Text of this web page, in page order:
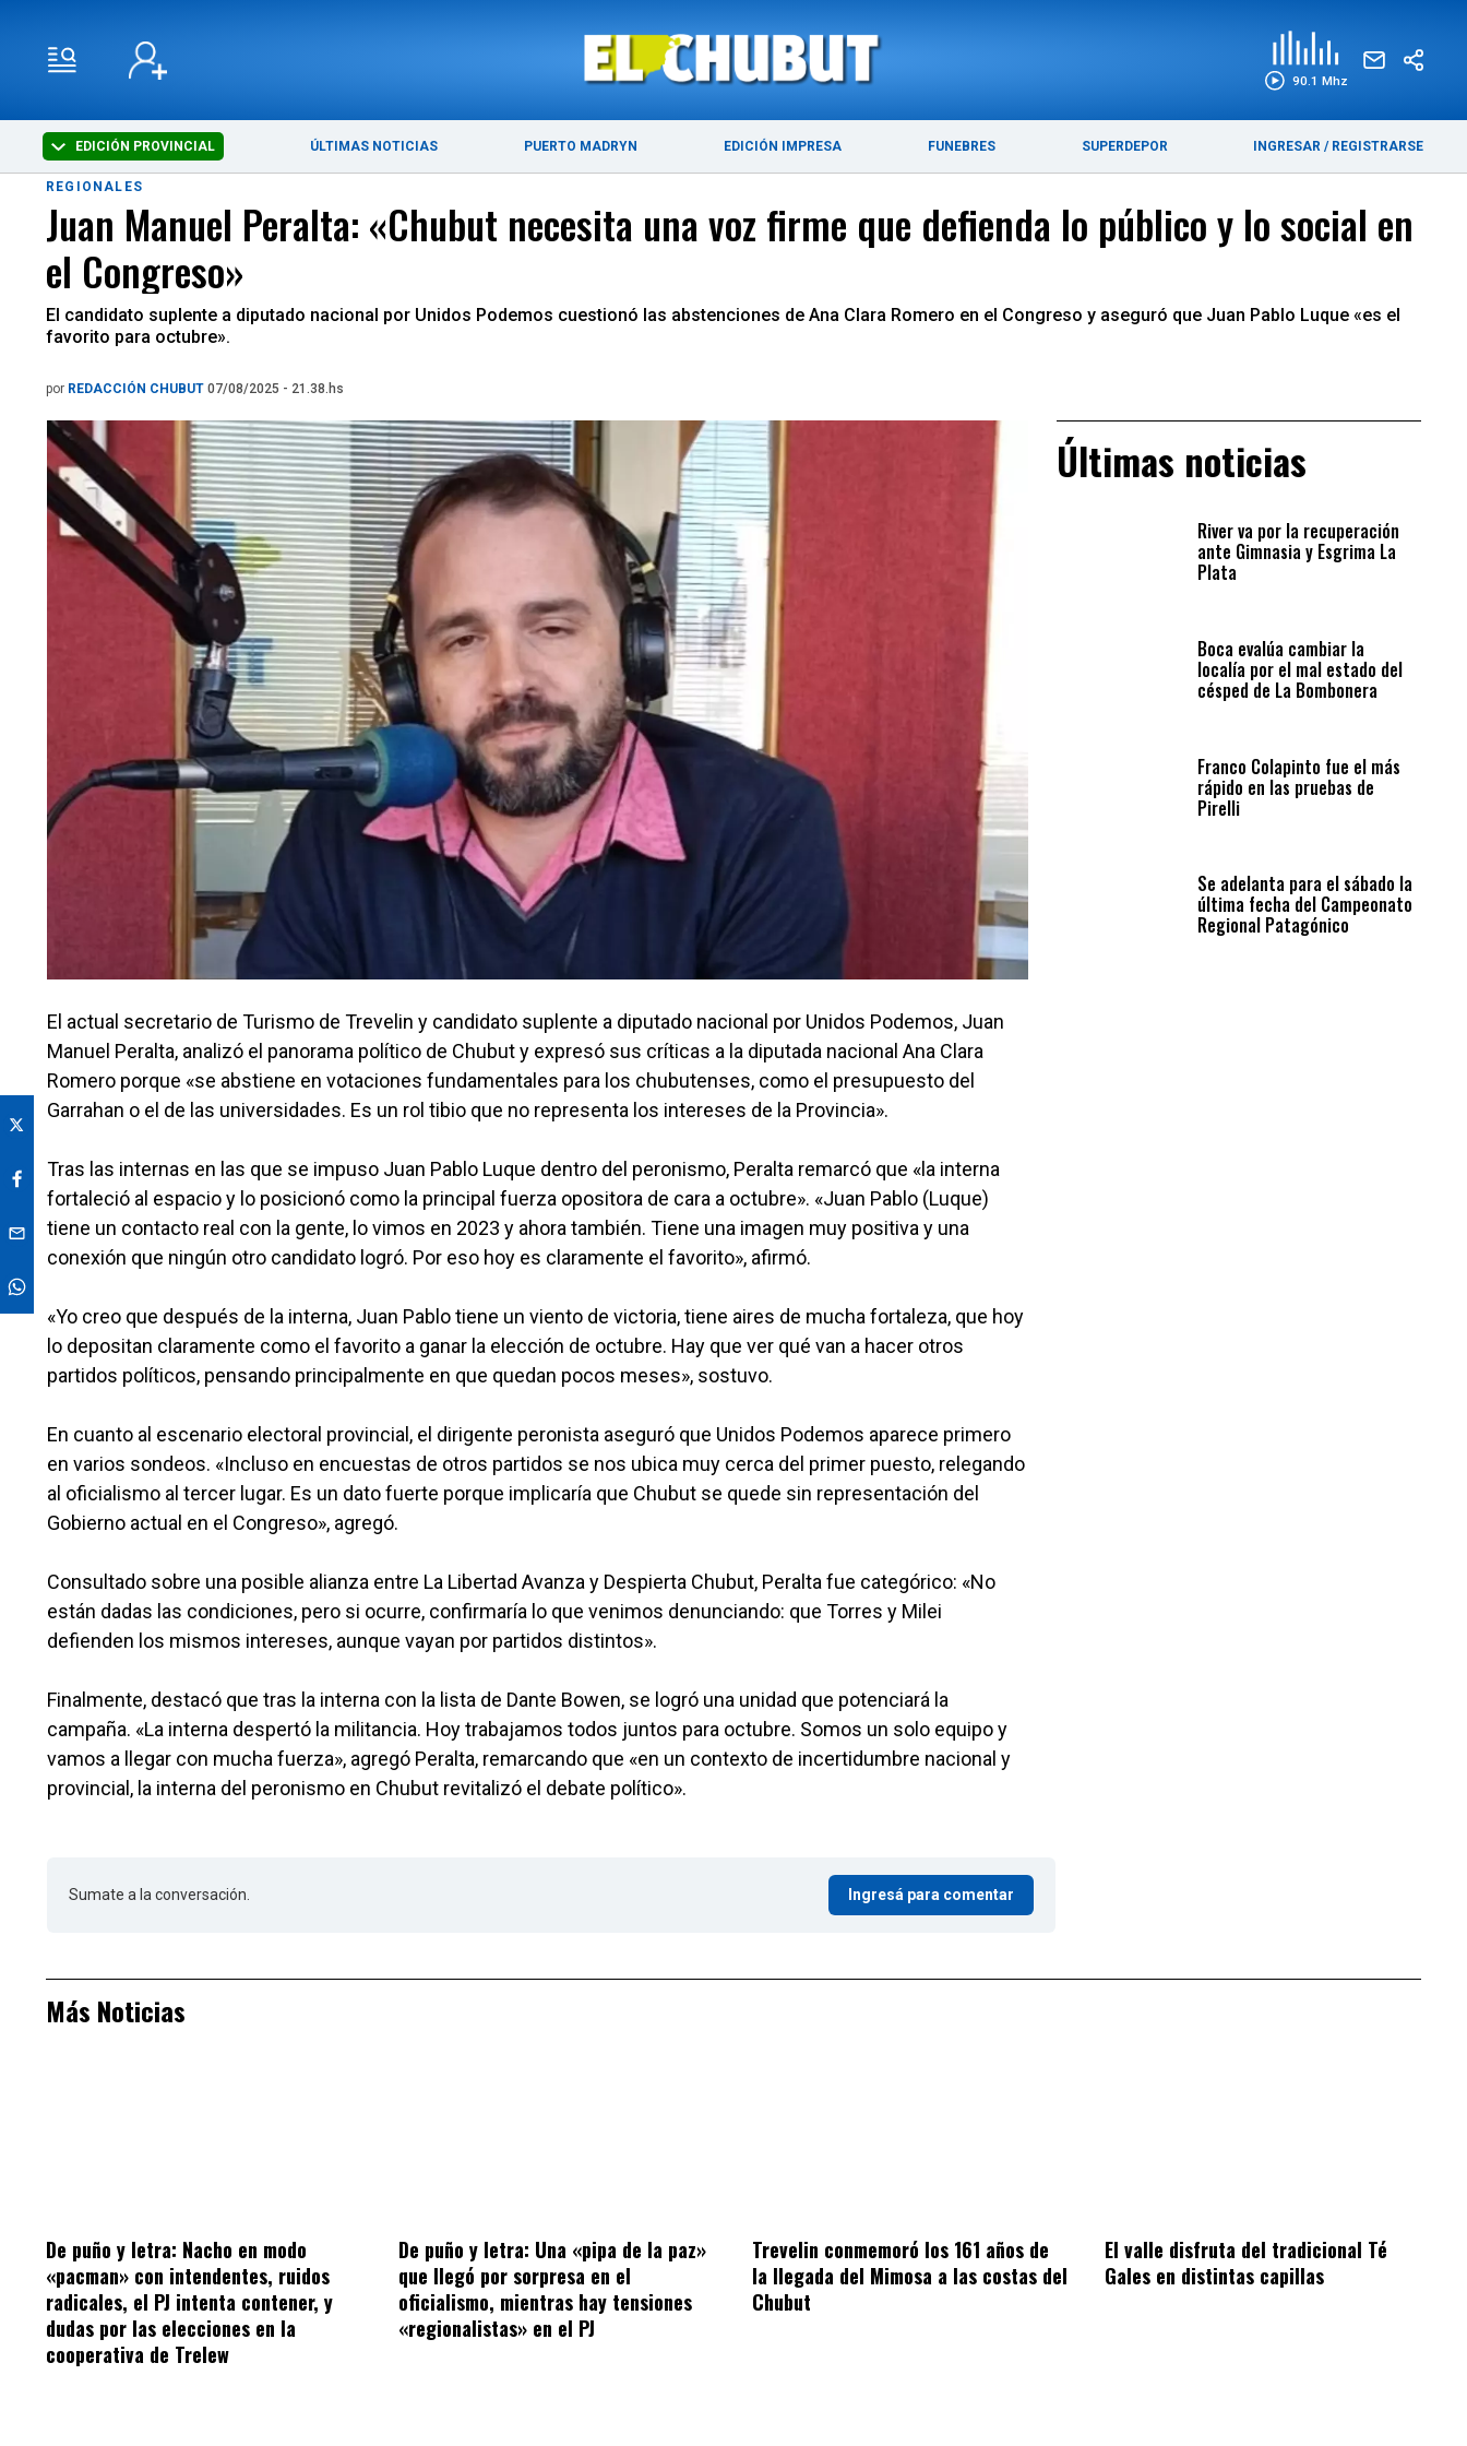
90.1 Mhz
EDICIÓN PROVINCIAL ÚLTIMAS NOTICIAS PUERTO MADRYN EDICIÓN IMPRESA FUNEBRES SUPERDEPOR INGRESAR / REGISTRARSE
ÚLTIMAS NOTICIAS PUERTO MADRYN
REGIONALES
Juan Manuel Peralta: «Chubut necesita una voz firme que defienda lo público y lo social en
el Congreso»
El candidato suplente a diputado nacional por Unidos Podemos cuestionó las abstenciones de Ana Clara Romero en el Congreso y aseguró que Juan Pablo Luque «es el
favorito para octubre».
por REDACCIÓN CHUBUT 07/08/2025 - 21.38.hs
El actual secretario de Turismo de Trevelin y candidato suplente a diputado nacional por Unidos Podemos, Juan
Manuel Peralta, analizó el panorama político de Chubut y expresó sus críticas a la diputada nacional Ana Clara
Romero porque «se abstiene en votaciones fundamentales para los chubutenses, como el presupuesto del
Garrahan o el de las universidades. Es un rol tibio que no representa los intereses de la Provincia».
Tras las internas en las que se impuso Juan Pablo Luque dentro del peronismo, Peralta remarcó que «la interna
fortaleció al espacio y lo posicionó como la principal fuerza opositora de cara a octubre». «Juan Pablo (Luque)
tiene un contacto real con la gente, lo vimos en 2023 y ahora también. Tiene una imagen muy positiva y una
conexión que ningún otro candidato logró. Por eso hoy es claramente el favorito», afirmó.
«Yo creo que después de la interna, Juan Pablo tiene un viento de victoria, tiene aires de mucha fortaleza, que hoy
lo depositan claramente como el favorito a ganar la elección de octubre. Hay que ver qué van a hacer otros
partidos políticos, pensando principalmente en que quedan pocos meses», sostuvo.
En cuanto al escenario electoral provincial, el dirigente peronista aseguró que Unidos Podemos aparece primero
en varios sondeos. «Incluso en encuestas de otros partidos se nos ubica muy cerca del primer puesto, relegando
al oficialismo al tercer lugar. Es un dato fuerte porque implicaría que Chubut se quede sin representación del
Gobierno actual en el Congreso», agregó.
Consultado sobre una posible alianza entre La Libertad Avanza y Despierta Chubut, Peralta fue categórico: «No
están dadas las condiciones, pero si ocurre, confirmaría lo que venimos denunciando: que Torres y Milei
defienden los mismos intereses, aunque vayan por partidos distintos».
Finalmente, destacó que tras la interna con la lista de Dante Bowen, se logró una unidad que potenciará la
campaña. «La interna despertó la militancia. Hoy trabajamos todos juntos para octubre. Somos un solo equipo y
vamos a llegar con mucha fuerza», agregó Peralta, remarcando que «en un contexto de incertidumbre nacional y
provincial, la interna del peronismo en Chubut revitalizó el debate político».
Sumate a la conversación. Ingresá para comentar
Últimas noticias
River va por la recuperación
ante Gimnasia y Esgrima La
Plata
Boca evalúa cambiar la
localía por el mal estado del
césped de La Bombonera
Franco Colapinto fue el más
rápido en las pruebas de
Pirelli
Se adelanta para el sábado la
última fecha del Campeonato
Regional Patagónico
Más Noticias
De puño y letra: Nacho en modo
«pacman» con intendentes, ruidos
radicales, el PJ intenta contener, y
dudas por las elecciones en la
cooperativa de Trelew
De puño y letra: Una «pipa de la paz»
que llegó por sorpresa en el
oficialismo, mientras hay tensiones
«regionalistas» en el PJ
Trevelin conmemoró los 161 años de
la llegada del Mimosa a las costas del
Chubut
El valle disfruta del tradicional Té
Gales en distintas capillas